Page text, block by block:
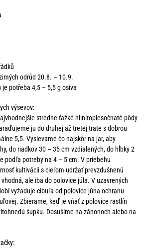
odrůd 20.8. – 10.9.
potřeba 4,5 – 5,5 g osiva
výsevov:
stredne ťažké hlinitopiesočnaté pôdy
ju do druhej až tretej trate s dobrou
5,5. Vysievame čo najskôr na jar, aby
do riadkov 30 – 35 cm vzdialených, do hĺbky 2
podľa potreby na 4 – 5 cm. V priebehu
kultivácii s cieľom udržať prevzdušnenú
ale iba do polovice júla. V uzavrených
vyžaduje cibuľa od polovice júna ochranu
Zbierame, keď je vňať z polovice rastlín
šupku. Dosušíme na záhonoch alebo na